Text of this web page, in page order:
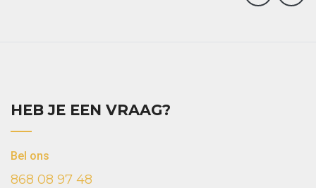
HEB JE EEN VRAAG?
Bel ons
868 08 97 48